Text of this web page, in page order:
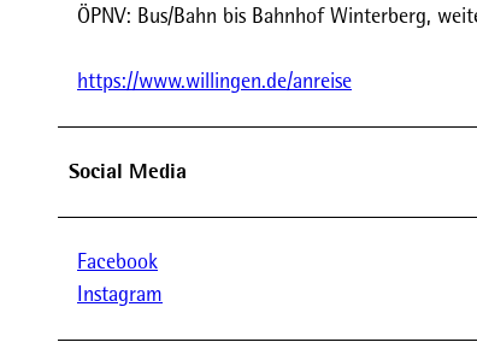
ÖPNV: Bus/Bahn bis Bahnhof Winterberg,
https://www.willingen.de/anreise
Social Media
Facebook
Instagram